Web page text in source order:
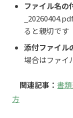
ファイル名の
ると親切です
添付ファイル
場合はファイ
関連記事： 書
方